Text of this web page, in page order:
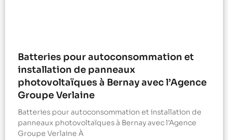
Batteries pour autoconsommation et
installation de panneaux
photovoltaïques à Bernay avec l’Agence
Groupe Verlaine
Batteries pour autoconsommation et installation de
panneaux photovoltaïques à Bernay avec l’Agence
Groupe Verlaine À